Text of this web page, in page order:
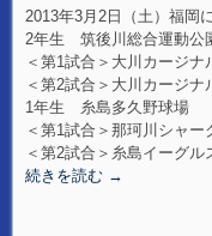
2013年3月2日（土）福岡
2年生 筑後川総合運動公
＜第1試合＞大川カージ
＜第2試合＞大川カージ
1年生 糸島多久野球場
＜第1試合＞那珂川シャ
＜第2試合＞糸島イー
続きを読む →